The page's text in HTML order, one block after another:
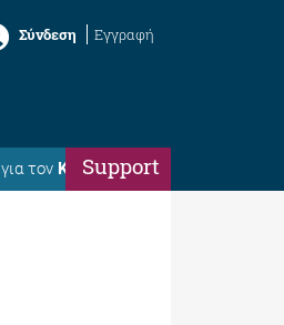
Σύνδεση Εγγραφή
για τον ΚώσταSupport